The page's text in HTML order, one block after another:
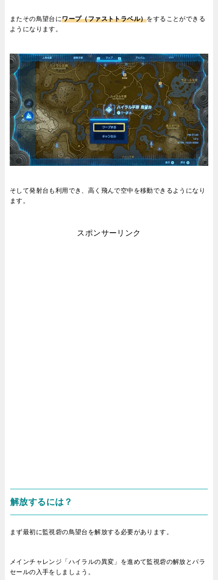
またその鳥望台にワープ（ファストトラベル）をすることができる
ようになります。
そして発射台も利用でき、高く飛んで空中を移動できるようになり
ます。
スポンサーリンク
解放するには？
まず最初に監視砦の鳥望台を解放する必要があります。
メインチャレンジ「ハイラルの異変」を進めて監視砦の解放とパラ
セールの入手をしましょう。